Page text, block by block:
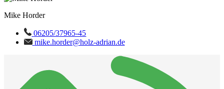
Mike Horder
06205/37965-45
mike.horder@holz-adrian.de